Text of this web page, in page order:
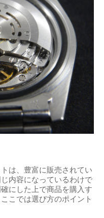
は、豊富に販売されてい
内容になっているわけで
にした上で商品を購入す
こでは選び方のポイント